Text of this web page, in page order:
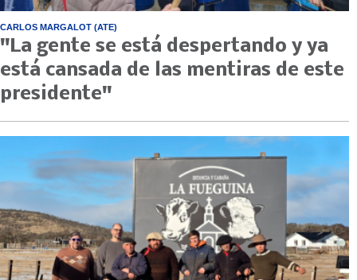
CARLOS MARGALOT (ATE)
"La gente se está despertando y ya
está cansada de las mentiras de este
presidente"